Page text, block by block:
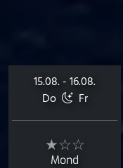
15.08. - 16.08.
Do
Fr
★☆☆
Mond